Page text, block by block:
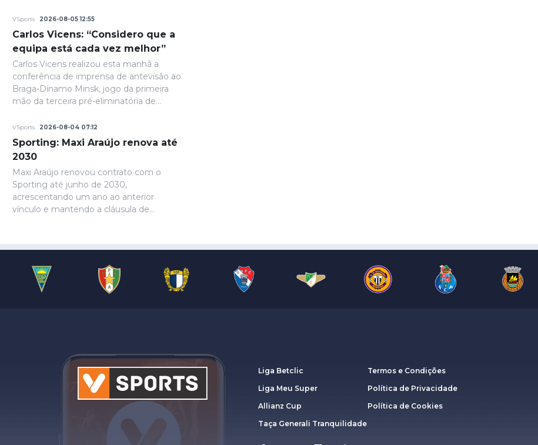
parte, de grande penalidade, Ricardo
Horta colocou a equipa portuguesa em
vantagem na eliminatória e até final o
resultado permaneceria inalterado.
VSports 2026-08-05 12:55
Carlos Vicens: “Considero que a
equipa está cada vez melhor”
Carlos Vicens realizou esta manhã a
conferência de imprensa de antevisão ao
Braga-Dínamo Minsk, jogo da primeira
mão da terceira pré-eliminatória de
marcado para as 19h30 de quinta-feira.
VSports 2026-08-04 07:12
Sporting: Maxi Araújo renova até
2030
Maxi Araújo renovou contrato com o
Sporting até junho de 2030,
acrescentando um ano ao anterior
vínculo e mantendo a cláusula de
Liga Betclic
Liga Meu Super
Allianz Cup
Taça Generali Tranquilidade
Termos e Condições
Política de Privacidade
Política de Cookies